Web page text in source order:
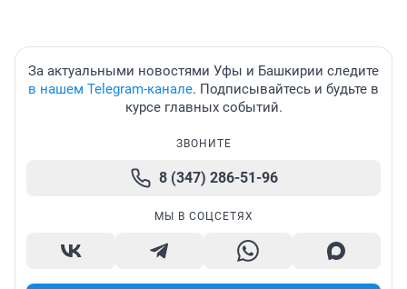
За актуальными новостями Уфы и Башкирии следите
в нашем Telegram-канале. Подписывайтесь и будьте в
курсе главных событий.
ЗВОНИТЕ
8 (347) 286-51-96
МЫ В СОЦСЕТЯХ